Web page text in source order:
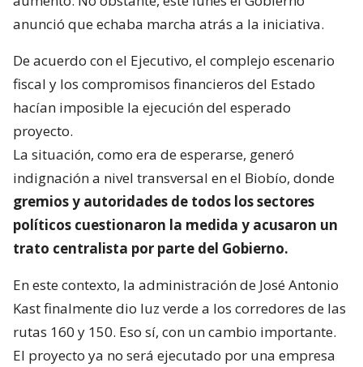
anunció que echaba marcha atrás a la iniciativa.
De acuerdo con el Ejecutivo, el complejo escenario
fiscal y los compromisos financieros del Estado
hacían imposible la ejecución del esperado
proyecto.
La situación, como era de esperarse, generó
indignación a nivel transversal en el Biobío, donde
gremios y autoridades de todos los sectores
políticos cuestionaron la medida y acusaron un
trato centralista por parte del Gobierno.
En este contexto, la administración de José Antonio
Kast finalmente dio luz verde a los corredores de las
rutas 160 y 150. Eso sí, con un cambio importante.
El proyecto ya no será ejecutado por una empresa